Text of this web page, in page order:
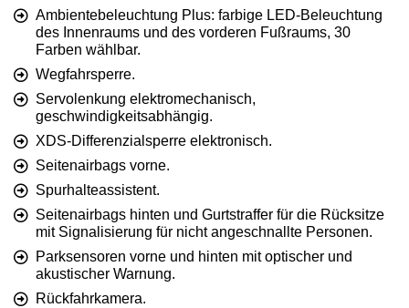
Ambientebeleuchtung Plus: farbige LED-Beleuchtung
des Innenraums und des vorderen Fußraums, 30
Farben wählbar.
Wegfahrsperre.
Servolenkung elektromechanisch,
geschwindigkeitsabhängig.
XDS-Differenzialsperre elektronisch.
Seitenairbags vorne.
Spurhalteassistent.
Seitenairbags hinten und Gurtstraffer für die Rücksitze
mit Signalisierung für nicht angeschnallte Personen.
Parksensoren vorne und hinten mit optischer und
akustischer Warnung.
Rückfahrkamera.